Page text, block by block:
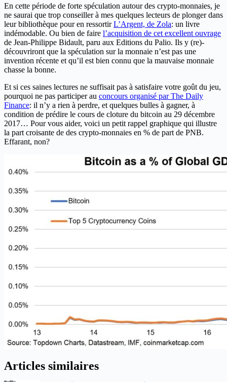
En cette période de forte spéculation autour des crypto-monnaies, je
ne saurai que trop conseiller à mes quelques lecteurs de plonger dans
leur bibliothèque pour en ressortirL’Argent, de Zola: un livre
indémodable. Ou bien de faire l’acquisition de cet excellent ouvrage
de Jean-Philippe Bidault, paru aux Editions du Palio. Ils y (re)-
découvriront que la spéculation sur la monnaie n’est pas une
invention récente et qu’il est bien connu que la mauvaise monnaie
chasse la bonne.
Et si ces saines lectures ne suffisait pas à satisfaire votre goût du jeu,
pourquoi ne pas participer au concours organisé par The Daily
Finance: il n’y a rien à perdre, et quelques bulles à gagner, à
condition de prédire le cours de cloture du bitcoin au 29 décembre
2017… Pour vous aider, voici un petit rappel graphique qui illustre
la part croisante de des crypto-monnaies en % de part de PNB.
Effarant, non?
Articles similaires